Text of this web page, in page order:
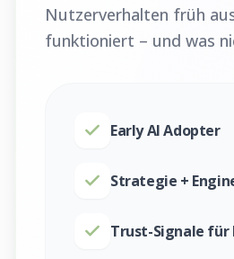
Nutzerverhalten früh
funktioniert – und was
Early AI Adopter
Strategie +
Trust-Signale für